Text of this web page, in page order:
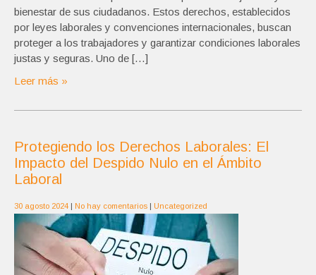
bienestar de sus ciudadanos. Estos derechos, establecidos
por leyes laborales y convenciones internacionales, buscan
proteger a los trabajadores y garantizar condiciones laborales
justas y seguras. Uno de […]
Leer más »
Protegiendo los Derechos Laborales: El
Impacto del Despido Nulo en el Ámbito
Laboral
30 agosto 2024 | No hay comentarios | Uncategorized